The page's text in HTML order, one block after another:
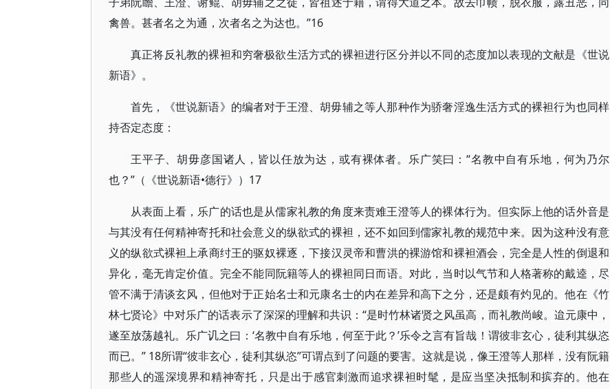
禽兽。甚者名之为通，次者名之为达也。”16
真正将反礼教的裸袒和穷奢极欲生活方式的裸袒进行区分并以不同的态度加以表现的文献是《世说
新语》。
首先，《世说新语》的编者对于王澄、胡毋辅之等人那种作为骄奢淫逸生活方式的裸袒行为也同样
持否定态度：
王平子、胡毋彦国诸人，皆以任放为达，或有裸体者。乐广笑曰：“名教中自有乐地，何为乃尔
也？”（《世说新语•德行》）17
从表面上看，乐广的话也是从儒家礼教的角度来责难王澄等人的裸体行为。但实际上他的话外音是
与其没有任何精神寄托和社会意义的纵欲式的裸袒，还不如回到儒家礼教的规范中来。因为这种没有意
义的纵欲式裸袒上承商纣王的驱奴裸逐，下接汉灵帝和曹洪的裸游馆和裸袒酒会，完全是人性的倒退和
异化，毫无肯定价值。完全不能同阮籍等人的裸袒同日而语。对此，当时以气节和人格著称的戴逵，尽
管不满于清谈玄风，但他对于正始名士和元康名士的内在差异和高下之分，还是颇有灼见的。他在《竹
林七贤论》中对乐广的话表示了深深的理解和共识：“是时竹林诸贤之风虽高，而礼教尚峻。迨元康中，
遂至放荡越礼。乐广讥之曰：‘名教中自有乐地，何至于此？’乐令之言有旨哉！谓彼非玄心，徒利其纵恣
而已。” 18所谓“彼非玄心，徒利其纵恣”可谓点到了问题的要害。这就是说，像王澄等人那样，没有阮籍
那些人的遥深境界和精神寄托，只是出于感官刺激而追求裸袒时髦，是应当坚决抵制和摈弃的。他在